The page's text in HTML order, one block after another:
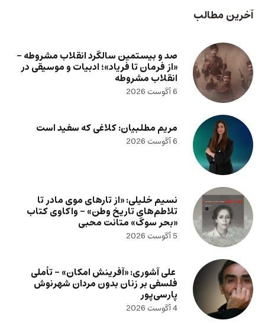
آخرین مطالب
صد و بیستمین سالگرد انقلاب مشروطه –
«از فرمان تا فریاد»؛ ادبیات و موسیقی در
انقلاب مشروطه
6 آگوست 2026
مریم مطلبیان: کلاغی که سفید است
6 آگوست 2026
نسیم خلیلی: «از تارهای موی مادر تا
تلاطم‌های تاریخ وطن» – واکاوی کتاب
«بحر سوگ» متانت محبی
5 آگوست 2026
علی آشوری: «آفرینش امکان» – تأملی
فلسفی بر زنان بدون مردان شهرنوش
پارسی‌پور
4 آگوست 2026